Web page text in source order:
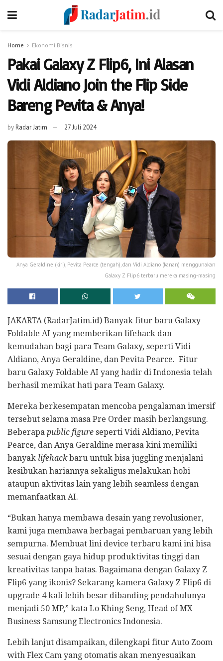
Home Ekonomi Bisnis
Pakai Galaxy Z Flip6, Ini Alasan
Vidi Aldiano Join the Flip Side
Bareng Pevita & Anya!
byRadar Jatim 27 Juli 2024
Anya Geraldine (kiri), Pevita Pearce (tengah), dan Vidi Aldiano (kanan) menggunakan
Galaxy Z Flip6 terbaru mereka masing-masing
JAKARTA (RadarJatim.id) Banyak fitur baru Galaxy
Foldable AI yang memberikan lifehack dan
kemudahan bagi para Team Galaxy, seperti Vidi
Aldiano, Anya Geraldine, dan Pevita Pearce. Fitur
baru Galaxy Foldable AI yang hadir di Indonesia telah
berhasil memikat hati para Team Galaxy.
Mereka berkesempatan mencoba pengalaman imersif
tersebut selama masa Pre Order masih berlangsung.
Beberapa public figure seperti Vidi Aldiano, Pevita
Pearce, dan Anya Geraldine merasa kini memiliki
banyak lifehackbaru untuk bisa juggling menjalani
kesibukan hariannya sekaligus melakukan hobi
ataupun aktivitas lain yang lebih seamless dengan
memanfaatkan AI.
“Bukan hanya membawa desain yang revolusioner,
kami juga membawa berbagai pembaruan yang lebih
sempurna. Membuat lini device terbaru kami ini bisa
sesuai dengan gaya hidup produktivitas tinggi dan
kreativitas tanpa batas. Bagaimana dengan Galaxy Z
Flip6 yang ikonis? Sekarang kamera Galaxy Z Flip6 di
upgrade 4 kali lebih besar dibanding pendahulunya
menjadi 50 MP,” kata Lo Khing Seng, Head of MX
Business Samsung Electronics Indonesia.
Lebih lanjut disampaikan, dilengkapi fitur Auto Zoom
with Flex Cam yang otomatis akan menyesuaikan